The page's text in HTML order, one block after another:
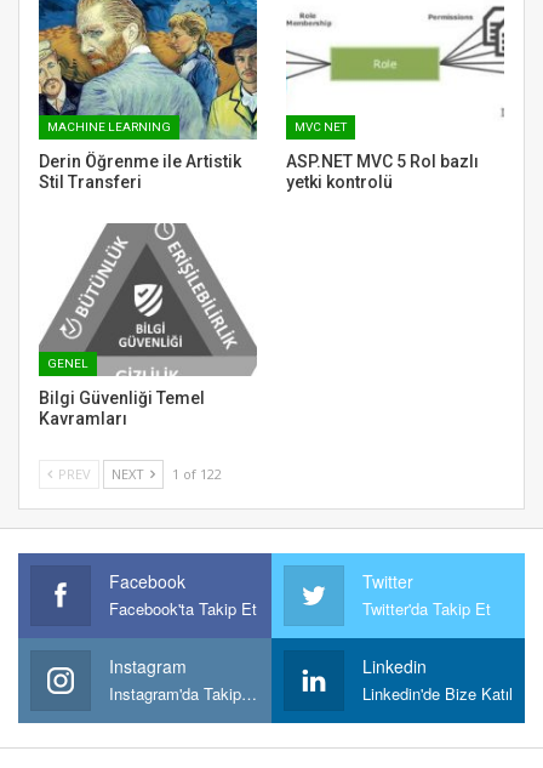
MACHINE LEARNING
Derin Öğrenme ile Artistik
Stil Transferi
MVC NET
ASP.NET MVC 5 Rol bazlı
yetki kontrolü
GENEL
Bilgi Güvenliği Temel
Kavramları
PREV NEXT 1 of 122
Facebook
Facebook'ta Takip Et
Twitter
Twitter'da Takip Et
Instagram
Instagram'da Takipt Et
Linkedin
Linkedin'de Bize Katıl